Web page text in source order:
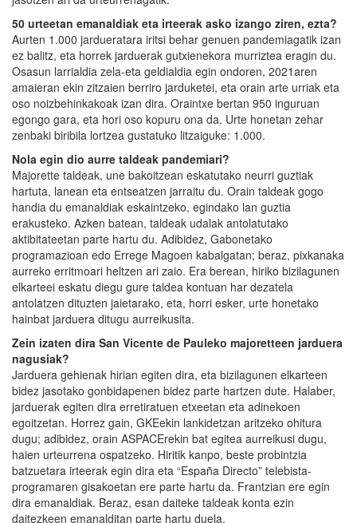
50 urteetan emanaldiak eta irteerak asko izango ziren, ezta?
Aurten 1.000 jardueratara iritsi behar genuen pandemiagatik izan
ez balitz, eta horrek jarduerak gutxienekora murriztea eragin du.
Osasun larrialdia zela-eta geldialdia egin ondoren, 2021aren
amaieran ekin zitzaien berriro jarduketei, eta orain arte urriak eta
oso noizbehinkakoak izan dira. Oraintxe bertan 950 inguruan
egongo gara, eta hori oso kopuru ona da. Urte honetan zehar
zenbaki biribila lortzea gustatuko litzaiguke: 1.000.
Nola egin dio aurre taldeak pandemiari?
Majorette taldeak, une bakoitzean eskatutako neurri guztiak
hartuta, lanean eta entseatzen jarraitu du. Orain taldeak gogo
handia du emanaldiak eskaintzeko, egindako lan guztia
erakusteko. Azken batean, taldeak udalak antolatutako
aktibitateetan parte hartu du. Adibidez, Gabonetako
programazioan edo Errege Magoen kabalgatan; beraz, pixkanaka
aurreko erritmoari heltzen ari zaio. Era berean, hiriko bizilagunen
elkarteei eskatu diegu gure taldea kontuan har dezatela
antolatzen dituzten jaietarako, eta, horri esker, urte honetako
hainbat jarduera ditugu aurreikusita.
Zein izaten dira San Vicente de Pauleko majoretteen jarduera
nagusiak?
Jarduera gehienak hirian egiten dira, eta bizilagunen elkarteen
bidez jasotako gonbidapenen bidez parte hartzen dute. Halaber,
jarduerak egiten dira erretiratuen etxeetan eta adinekoen
egoitzetan. Horrez gain, GKEekin lankidetzan aritzeko ohitura
dugu; adibidez, orain ASPACErekin bat egitea aurreikusi dugu,
haien urteurrena ospatzeko. Hiritik kanpo, beste probintzia
batzuetara irteerak egin dira eta “España Directo” telebista-
programaren gisakoetan ere parte hartu da. Frantzian ere egin
dira emanaldiak. Beraz, esan daiteke taldeak konta ezin
daitezkeen emanalditan parte hartu duela.